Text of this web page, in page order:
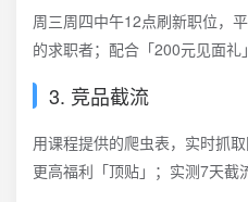
周三周四中午12点刷新职位，
的求职者；配合「200元见面礼
3. 竞品截流
用课程提供的爬虫表，实时抓
更高福利「顶贴」；实测7天截